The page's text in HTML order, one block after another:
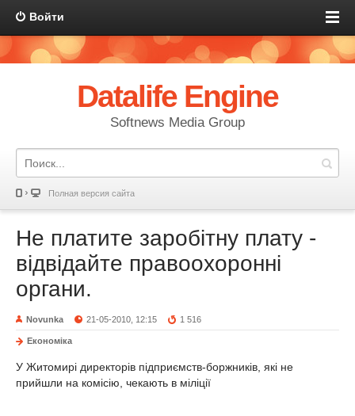
Войти
Datalife Engine
Softnews Media Group
Полная версия сайта
Не платите заробітну плату -
відвідайте правоохоронні
органи.
Novunka 21-05-2010, 12:15 1 516
Економіка
У Житомирі директорів підприємств-боржників, які не
прийшли на комісію, чекають в міліції